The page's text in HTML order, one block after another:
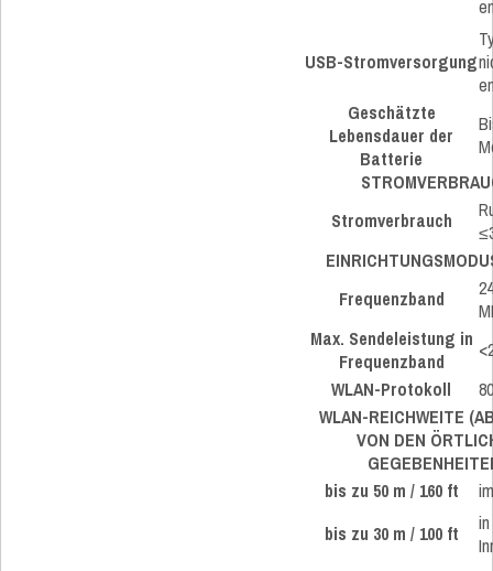
USB-Stromversorgung
Geschätzte
Lebensdauer der
Batterie
Stromverbrauch
Frequenzband
Max. Sendeleistung in
Frequenzband
WLAN-Protokoll
WLAN-REICHWEITE
VON DEN
bis zu 50 m / 160 ft
bis zu 30 m / 100 ft
in